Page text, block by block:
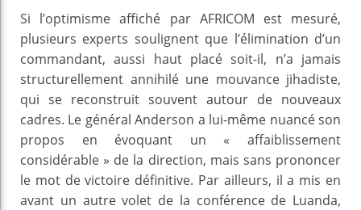
Si l’optimisme affiché par AFRICOM est mesuré,
plusieurs experts soulignent que l’élimination d’un
commandant, aussi haut placé soit-il, n’a jamais
structurellement annihilé une mouvance jihadiste,
qui se reconstruit souvent autour de nouveaux
cadres. Le général Anderson a lui-même nuancé son
propos en évoquant un « affaiblissement
considérable » de la direction, mais sans prononcer
le mot de victoire définitive. Par ailleurs, il a mis en
avant un autre volet de la conférence de Luanda,